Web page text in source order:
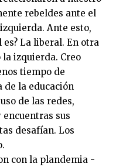
rebeldes ante el
Ante esto,
La liberal. En otra
la izquierda. Creo
tiempo de
de la educación
de las redes,
encuentras sus
desafían. Los
con la plandemia -